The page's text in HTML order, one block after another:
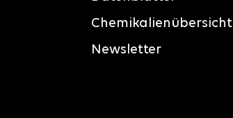
Chemikalienübersicht
Newsletter